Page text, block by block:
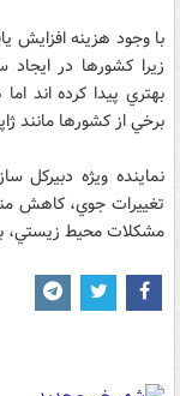
با وجود هزينه افزايش
زيرا كشورها در
بهتري پيدا كرده اند
برخي از كشورها مانند
نماينده ويژه دبيركل
تغييرات جوي، كاهش
مشكلات محيط زيستي،